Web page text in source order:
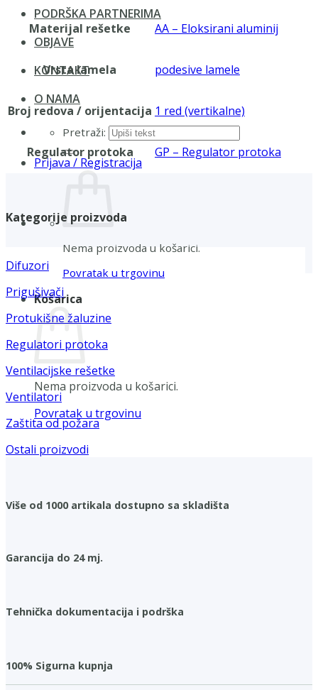
PODRŠKA PARTNERIMA
OBJAVE
KONTAKT
O NAMA
Pretraži:
Prijava / Registracija
Nema proizvoda u košarici.
Povratak u trgovinu
Košarica
Nema proizvoda u košarici.
Povratak u trgovinu
Materijal rešetke AA – Eloksirani aluminij
Vrsta lamela podesive lamele
Broj redova / orijentacija 1 red (vertikalne)
Regulator protoka GP – Regulator protoka
Kategorije proizvoda
Difuzori
Prigušivači
Protukišne žaluzine
Regulatori protoka
Ventilacijske rešetke
Ventilatori
Zaštita od požara
Ostali proizvodi
Više od 1000 artikala dostupno sa skladišta
Garancija do 24 mj.
Tehnička dokumentacija i podrška
100% Sigurna kupnja